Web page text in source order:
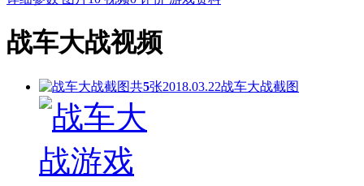
战车大战视频
共5张2018.03.22战车大战截图